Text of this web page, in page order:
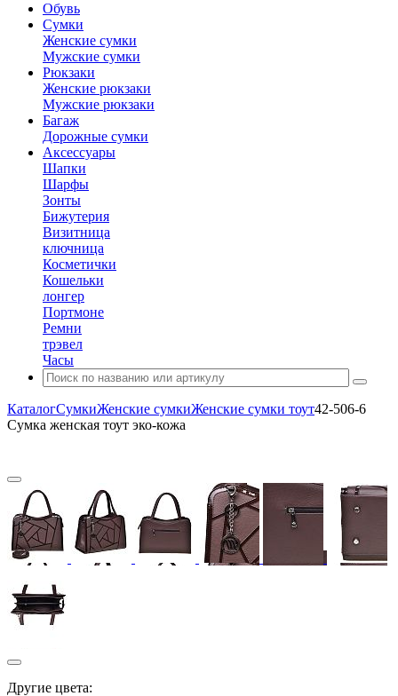
Обувь
Сумки
Женские сумки
Мужские сумки
Рюкзаки
Женские рюкзаки
Мужские рюкзаки
Багаж
Дорожные сумки
Аксессуары
Шапки
Шарфы
Зонты
Бижутерия
Визитница
ключница
Косметички
Кошельки
лонгер
Портмоне
Ремни
трэвел
Часы
КаталогСумкиЖенские сумкиЖенские сумки тоут42-506-6
Сумка женская тоут эко-кожа
Другие цвета: